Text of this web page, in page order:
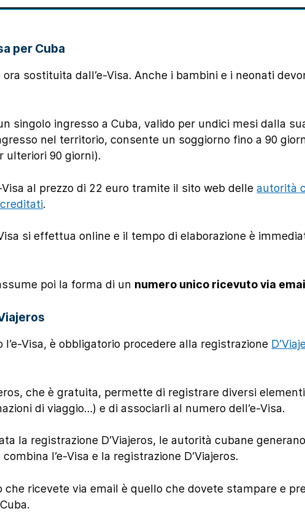
per Cuba
sostituita dall’e-Visa. Anche i bambini e i neonati
singolo ingresso a Cuba, valido per undici mesi dalla
nel territorio, consente un soggiorno fino a 90
ulteriori 90 giorni).
Visa al prezzo di 22 euro tramite il sito web delleautorità
.
si effettua online e il tempo di elaborazione è
poi la forma di un numero unico ricevuto via
l’e-Visa, è obbligatorio procedere alla registrazione
che è gratuita, permette di registrare diversi
di viaggio…) e di associarli al numero dell’e-Visa.
la registrazione D’Viajeros, le autorità cubane
l’e-Visa e la registrazione D’Viajeros.
che ricevete via email è quello che dovete stampare e